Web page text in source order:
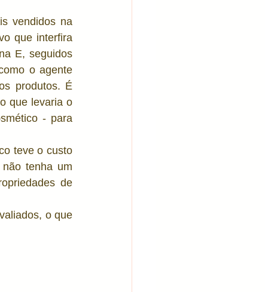
vendidos na
que interfira
E, seguidos
o agente
produtos. É
que levaria o
- para
teve o custo
tenha um
de
o que